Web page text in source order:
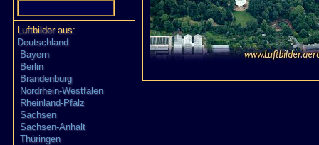
Luftbilder aus:
Deutschland
Bayern
Berlin
Brandenburg
Nordrhein-Westfalen
Rheinland-Pfalz
Sachsen
Sachsen-Anhalt
Thüringen